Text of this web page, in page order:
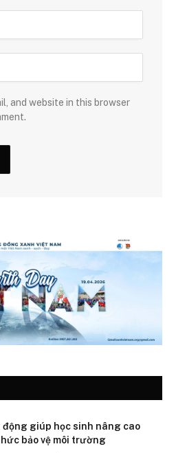
and website in this browser
động giúp học sinh nâng cao
bảo vệ môi trường